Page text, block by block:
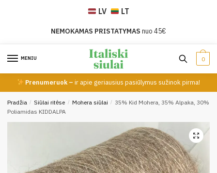
LV LT
NEMOKAMAS PRISTATYMAS nuo 45€
MENIU 0
Prenumeruok –ir apie geriausius pasiūlymus sužinok pirma!
Pradžia / Siūlai ritėse / Mohera siūlai / 35% Kid Mohera, 35% Alpaka, 30%
Poliamidas KIDDALPA